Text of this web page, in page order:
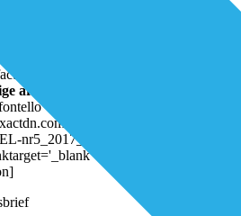
zijn Brouwer en Van Nuland het over
aanpak. Brouwer: “Dit is een
organisaties die veel met
voort op een reeds bestaand sterk
van Stand-by.”
artikel hier:
style='' caption=''
wp-
nr5_2017_Armoedebestrijding-
color='' size='40px'